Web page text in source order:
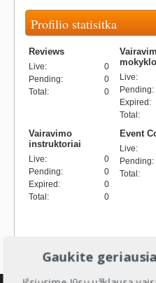
Profilio statisitka
Reviews
Live:
0
Pending:
0
Total : 0
Live:
Pending:
Expired :
Total :
Vairavimo
instruktoriai
Live:
0
Pending:
0
Expired :
0
Total : 0
Event
Live:
Pending:
Total :
Gaukite